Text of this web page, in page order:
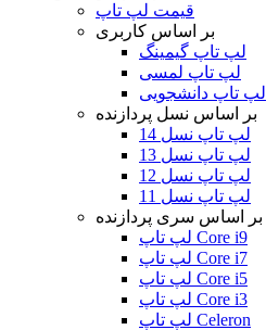
قیمت لپ تاپ
بر اساس کاربری
لپ تاپ گیمینگ
لپ تاپ لمسی
لپ تاپ دانشجویی
بر اساس نسل پردازنده
لپ تاپ نسل 14
لپ تاپ نسل 13
لپ تاپ نسل 12
لپ تاپ نسل 11
بر اساس سری پردازنده
لپ تاپ Core i9
لپ تاپ Core i7
لپ تاپ Core i5
لپ تاپ Core i3
لپ تاپ Celeron